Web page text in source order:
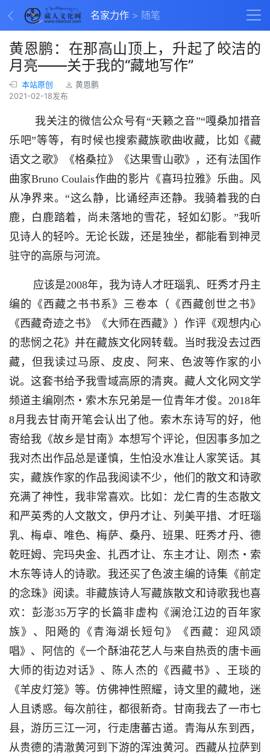
名家力作 随笔
黄恩鹏：在那高山顶上，升起了皎洁的
月亮——关于我的“藏地写作”
本站原创
黄恩鹏
2021-02-18发布
我关注的微信公众号有“天籁之音”“嘎桑加措音
乐吧”等等，有时候也搜索藏族歌曲收藏，比如《藏
语文之歌》《格桑拉》《达果雪山歌》，还有法国作
曲家Bruno Coulais作曲的影片《喜玛拉雅》乐曲。风
从净界来。“这么静，比诵经声还静。我骑着我的白
鹿，白鹿踏着，尚未落地的雪花，轻如幻影。”我听
见诗人的轻吟。无论长跋，还是独坐，都能看到神灵
驻守的高原与河流。
应该是2008年，我为诗人才旺瑙乳、旺秀才丹主
编的《西藏之书书系》三卷本（《西藏创世之书》
《西藏奇迹之书》《大师在西藏》）作评《观想内心
的悲悯之花》并在藏族文化网转载。当时我没去过西
藏，但我读过马原、皮皮、阿来、色波等作家的小
说。这套书给予我雪域高原的清爽。藏人文化网文学
频道主编刚杰・索木东兄弟是一位青年才俊。2018年
8月我去甘南开笔会认出了他。索木东诗写的好，他
寄给我《故乡是甘南》本想写个评论，但因事多加之
我对杰出作品总是谨慎，生怕没水准让人家笑话。其
实，藏族作家的作品我阅读不少，他们的散文和诗歌
充满了神性，我非常喜欢。比如：龙仁青的生态散文
和严英秀的人文散文，伊丹才让、列美平措、才旺瑙
乳、梅卓、唯色、梅萨、桑丹、班果、旺秀才丹、德
乾旺姆、完玛央金、扎西才让、东主才让、刚杰・索
木东等诗人的诗歌。我还买了色波主编的诗集《前定
的念珠》阅读。非藏族诗人写藏族散文和诗歌我也喜
欢：彭澎35万字的长篇非虚构《澜沧江边的百年家
族》、阳飏的《青海湖长短句》《西藏：迎风颂
唱》、阿信的《一个酥油花艺人与来自热贡的唐卡画
大师的街边对话》、陈人杰的《西藏书》、王琰的
《羊皮灯笼》等。仿佛神性照耀，诗文里的藏地，迷
人且诱惑。每次前往，都很新奇。甘南我去了一市七
县，游历三江一河，行走唐蕃古道。青海从东到西，
从贵德的清澈黄河到下游的浑浊黄河。西藏从拉萨到